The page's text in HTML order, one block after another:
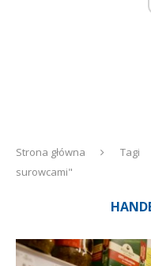
Strona główna Tagi
surowcami"